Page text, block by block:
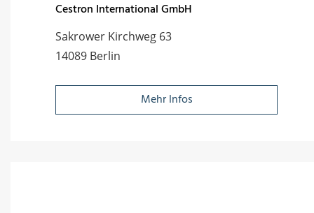
Cestron International GmbH
Sakrower Kirchweg 63
14089 Berlin
Mehr Infos